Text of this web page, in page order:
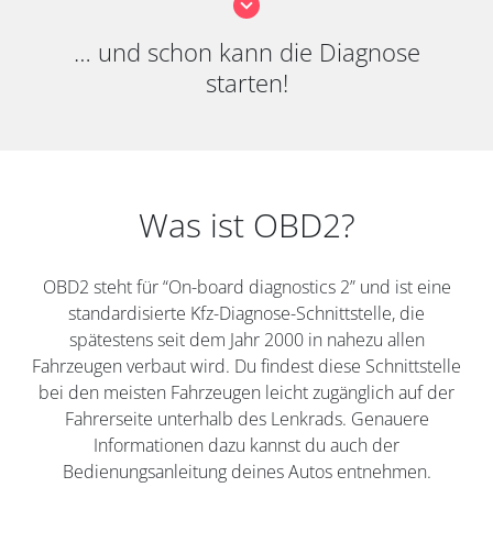
… und schon kann die Diagnose
starten!
Was ist OBD2?
OBD2 steht für “On-board diagnostics 2” und ist eine
standardisierte Kfz-Diagnose-Schnittstelle, die
spätestens seit dem Jahr 2000 in nahezu allen
Fahrzeugen verbaut wird. Du findest diese Schnittstelle
bei den meisten Fahrzeugen leicht zugänglich auf der
Fahrerseite unterhalb des Lenkrads. Genauere
Informationen dazu kannst du auch der
Bedienungsanleitung deines Autos entnehmen.